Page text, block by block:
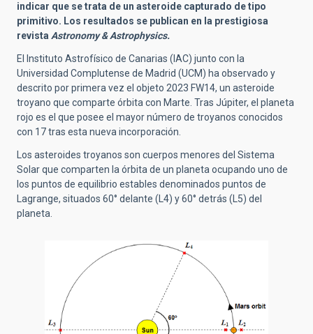
indicar que se trata de un asteroide capturado de tipo
primitivo. Los resultados se publican en la prestigiosa
revistaAstronomy & Astrophysics.
El Instituto Astrofísico de Canarias (IAC) junto con la
Universidad Complutense de Madrid (UCM) ha observado y
descrito por primera vez el objeto 2023 FW14, un asteroide
troyano que comparte órbita con Marte. Tras Júpiter, el planeta
rojo es el que posee el mayor número de troyanos conocidos
con 17 tras esta nueva incorporación.
Los asteroides troyanos son cuerpos menores del Sistema
Solar que comparten la órbita de un planeta ocupando uno de
los puntos de equilibrio estables denominados puntos de
Lagrange, situados 60° delante (L4) y 60° detrás (L5) del
planeta.